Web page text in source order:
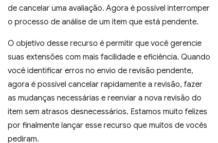
de cancelar uma avaliação. Agora é possível interromper
o processo de análise de um item que está pendente.
O objetivo desse recurso é permitir que você gerencie
suas extensões com mais facilidade e eficiência. Quando
você identificar erros no envio de revisão pendente,
agora é possível cancelar rapidamente a revisão, fazer
as mudanças necessárias e reenviar a nova revisão do
item sem atrasos desnecessários. Estamos muito felizes
por finalmente lançar esse recurso que muitos de vocês
pediram.